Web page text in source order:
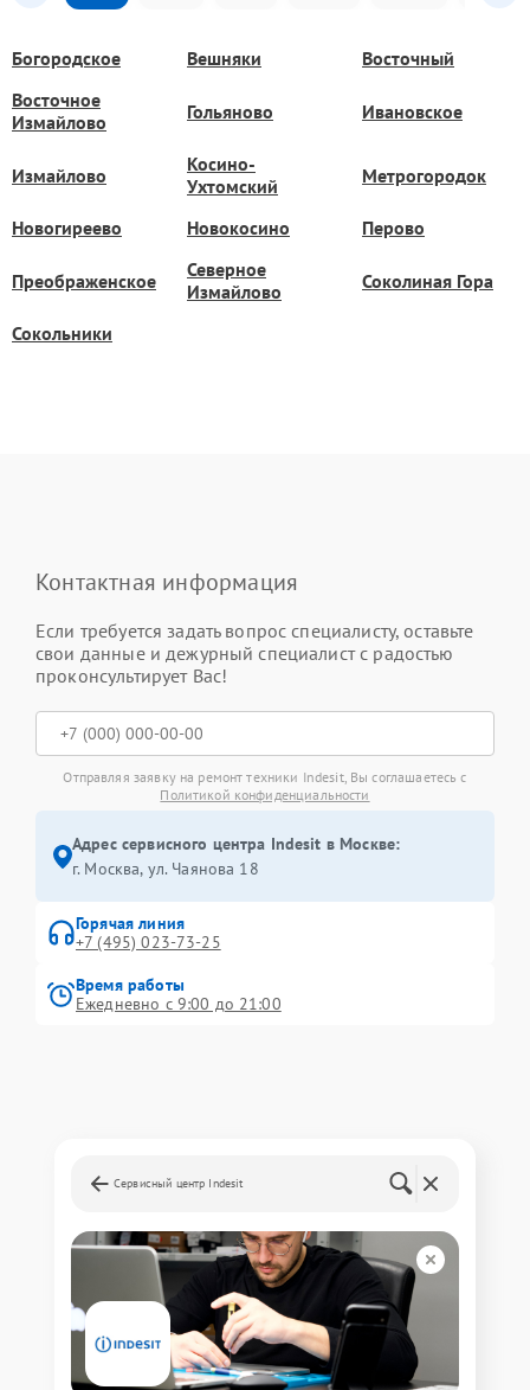
Богородское Вешняки
Восточный
Восточное
Измайлово
Гольяново Ивановское
Измайлово
Косино-
Ухтомский
Метрогородок
Новогиреево Новокосино Перово
Преображенское
Северное
Измайлово
Соколиная Гора
Сокольники
Контактная информация
Если требуется задать вопрос специалисту, оставьте
свои данные и дежурный специалист с радостью
проконсультирует Вас!
Отправляя заявку на ремонт техники Indesit, Вы соглашаетесь с
Политикой конфиденциальности
Адрес сервисного центра Indesit в Москве:
г. Москва, ул. Чаянова 18
Горячая линия
+7 (495) 023-73-25
Время работы
Ежедневно с 9:00 до 21:00
Сервисный центр Indesit